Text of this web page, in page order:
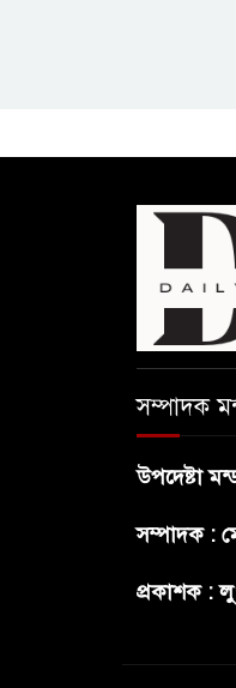
সম্পাদক
উপদেষ্টা
সম্পাদক :
প্রকাশক :